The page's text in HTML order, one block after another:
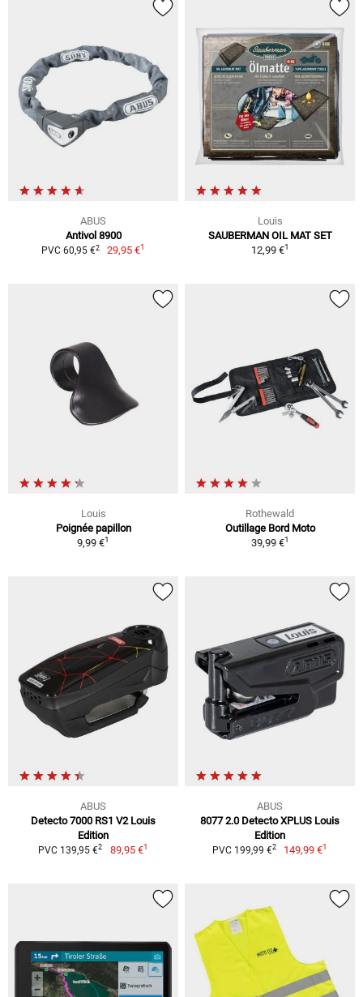
ABUS
Antivol 8900
PVC 60,95 €2 29,95 €1
Louis
SAUBERMAN OIL MAT SET
12,99 €1
Louis
Poignée papillon
9,99 €1
Rothewald
Outillage Bord Moto
39,99 €1
ABUS
Detecto 7000 RS1 V2 Louis
Edition
PVC 139,95 €2 89,95 €1
ABUS
8077 2.0 Detecto XPLUS Louis
Edition
PVC 199,99 €2 149,99 €1